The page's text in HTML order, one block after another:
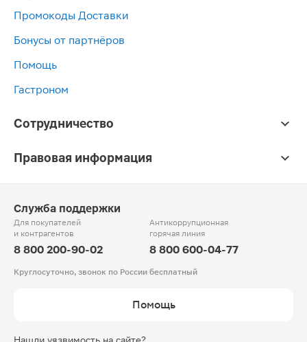
Промокоды Доставки
Бонусы от партнёров
Помощь
Гастроном
Сотрудничество
Правовая информация
Служба поддержки
Для покупателей
и контрагентов
8 800 200-90-02
Антикоррупционная
горячая линия
8 800 600-04-77
Круглосуточно, звонок по России бесплатный
Помощь
Нашли уязвимость на сайте?